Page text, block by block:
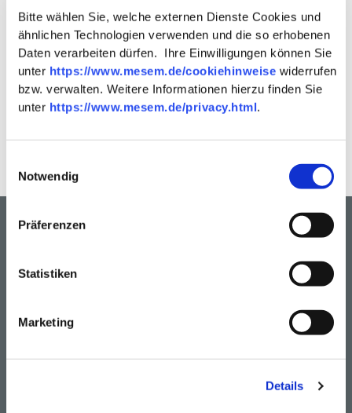
Bitte wählen Sie, welche externen Dienste Cookies und
ähnlichen Technologien verwenden und die so erhobenen
Daten verarbeiten dürfen. Ihre Einwilligungen können Sie
unter https://www.mesem.de/cookiehinweise widerrufen
bzw. verwalten. Weitere Informationen hierzu finden Sie
unter https://www.mesem.de/privacy.html.
Notwendig
Präferenzen
Statistiken
Marketing
Details
a) Nehmen Sie aufgrund der hier im Planer angegebenen Maßekeine
Fundamentarbeitenvor! Vorrang vor den hier angegeben Maßen haben die
Angaben in der
Montageanleitung
Für all unsere Zäunetypischsind fertigungs- und materialbedingte
Maßtoleranzen
von mehreren Millimetern pro Element. Erstellen Sie daher die
Fundamenteimmer erstnach Erhalt des Materials anhand derIST-Maße
a2) Reine Elementhöhe, ohne ggf. notwendigen Abstand zum Boden (ca. in cm).
kostenlosen
an und erhalten Sie Informationen zu
Jetzt anmelden und 5 € Rabattgutschein sichern(Einmalig